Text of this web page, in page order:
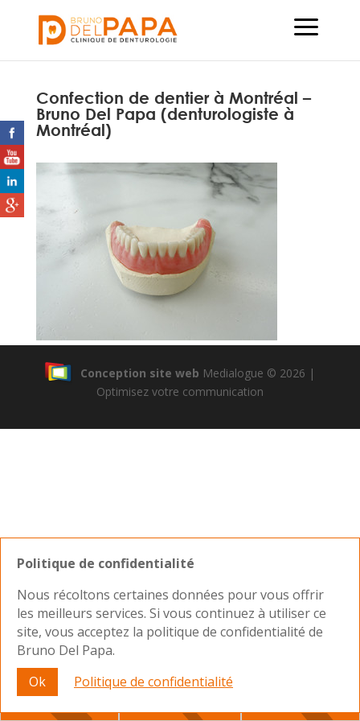
Confection de dentier à Montréal –
Bruno Del Papa (denturologiste à
Montréal)
Conception site web Medialogue © 2026 |
Optimisez votre communication
Politique de confidentialité
Nous récoltons certaines données pour vous offrir
les meilleurs services. Si vous continuez à utiliser ce
site, vous acceptez la politique de confidentialité de
Bruno Del Papa.
Ok
Politique de confidentialité